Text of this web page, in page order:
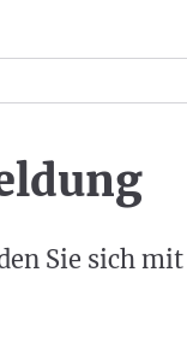
Sie sich